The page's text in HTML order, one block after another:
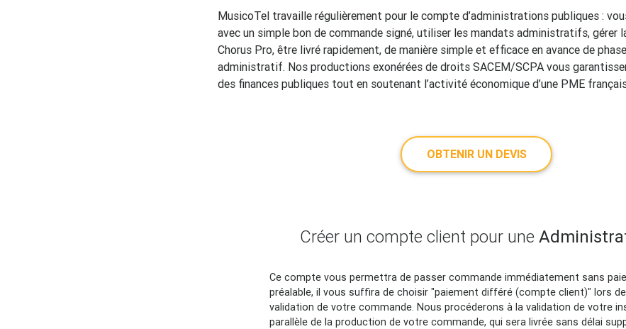
MusicoTel travaille régulièrement pour le compte d’administrations publiques :
avec un simple bon de commande signé, utiliser les mandats administratifs, gérer
Chorus Pro, être livré rapidement, de manière simple et efficace en avance de
administratif. Nos productions exonérées de droits SACEM/SCPA vous
des finances publiques tout en soutenant l’activité économique d’une PME
OBTENIR UN DEVIS
Créer un compte client pour une
Ce compte vous permettra de passer commande immédiatement sans
préalable, il vous suffira de choisir "paiement différé (compte client)" lors
validation de votre commande. Nous procéderons à la validation de votre
parallèle de la production de votre commande, qui sera livrée sans délai